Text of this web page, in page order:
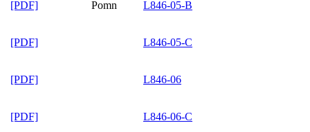
[PDF] Pomn L846-05-B
[PDF] L846-05-C
[PDF] L846-06
[PDF] L846-06-C